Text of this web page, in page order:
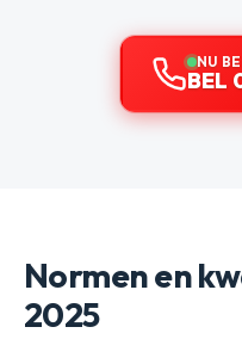
NU
BEL
Normen en
2025